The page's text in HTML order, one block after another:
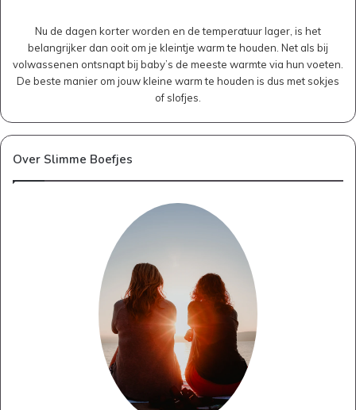
Nu de dagen korter worden en de temperatuur lager, is het
belangrijker dan ooit om je kleintje warm te houden. Net als bij
volwassenen ontsnapt bij baby’s de meeste warmte via hun voeten.
De beste manier om jouw kleine warm te houden is dus met sokjes
of slofjes.
Over Slimme Boefjes